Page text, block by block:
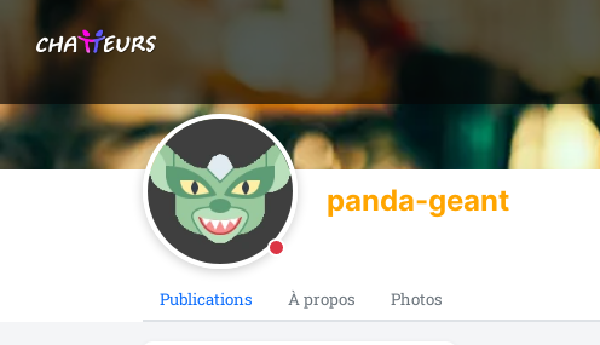
panda-geant
Publications À propos Photos